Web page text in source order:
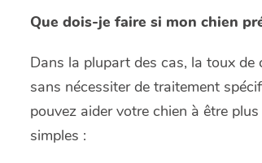
Que dois-je faire si mon chien
Dans la plupart des cas, la toux de
sans nécessiter de traitement
pouvez aider votre chien à être
simples :